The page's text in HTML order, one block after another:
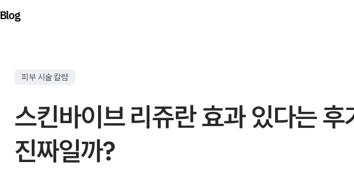
Blog
피부 시술 칼럼
스킨바이브 리쥬란 효과 있다는 후
진짜일까?